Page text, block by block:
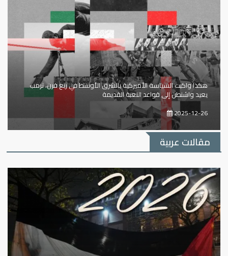
هكذا واكبت السياسة الأميركية بالشرق الأوسط في ربع قرن، ترمب
يعيد واشنطن إلى قواعد اللعبة القديمة
2025-12-26
مقالات عربية